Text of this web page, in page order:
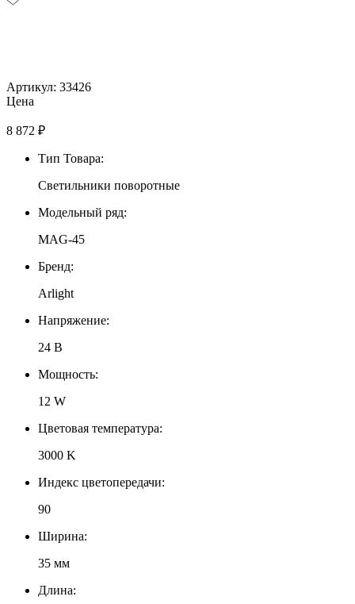
Артикул: 33426
Цена
8 872 ₽
Тип Товара:
Светильники поворотные
Модельный ряд:
MAG-45
Бренд:
Arlight
Напряжение:
24 В
Мощность:
12 W
Цветовая температура:
3000 K
Индекс цветопередачи:
90
Ширина:
35 мм
Длина: